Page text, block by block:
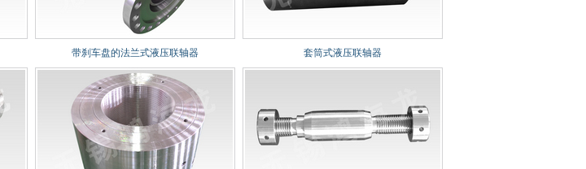
带刹车盘的法兰式液压联轴器 套筒式液压联轴器